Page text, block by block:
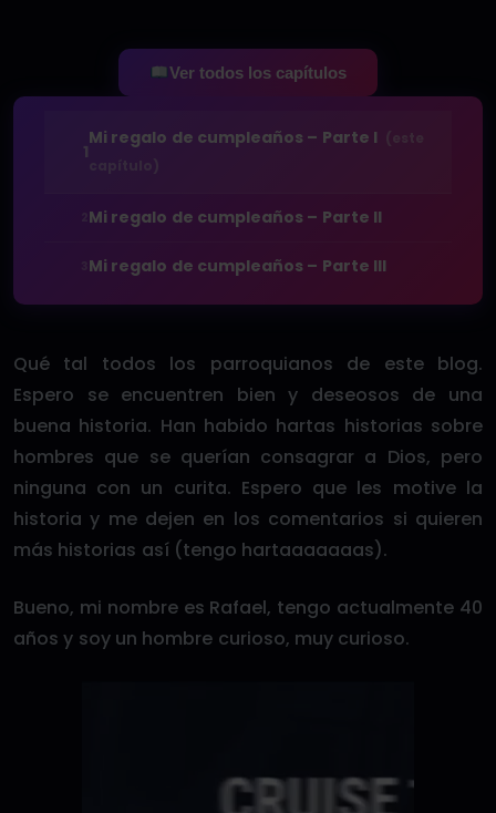
Ver todos los capítulos
1
Mi regalo de cumpleaños – Parte I (este
Mi regalo de cumpleaños – Parte II
Mi regalo de cumpleaños – Parte III
Qué tal todos los parroquianos de este blog.
Espero se encuentren bien y deseosos de una
buena historia. Han habido hartas historias sobre
hombres que se querían consagrar a Dios, pero
ninguna con un curita. Espero que les motive la
historia y me dejen en los comentarios si quieren
más historias así (tengo hartaaaaaaas).
Bueno, mi nombre es Rafael, tengo actualmente 40
años y soy un hombre curioso, muy curioso.